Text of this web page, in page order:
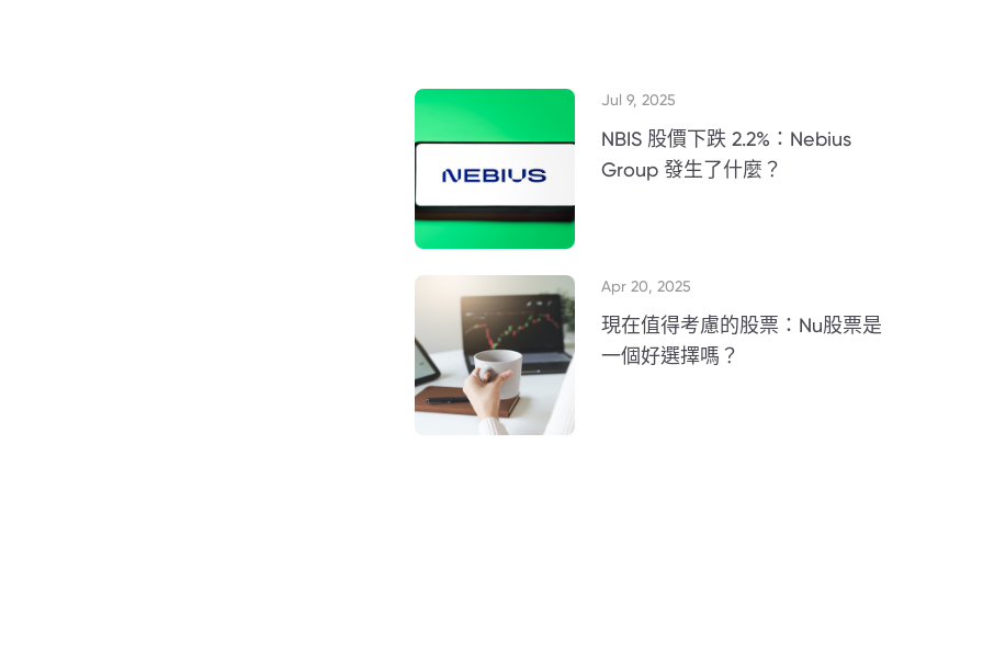
Jul 9, 2025
NBIS 股價下跌 2.2%：Nebius
Group 發生了什麼？
Apr 20, 2025
現在值得考慮的股票：Nu股票是
一個好選擇嗎？